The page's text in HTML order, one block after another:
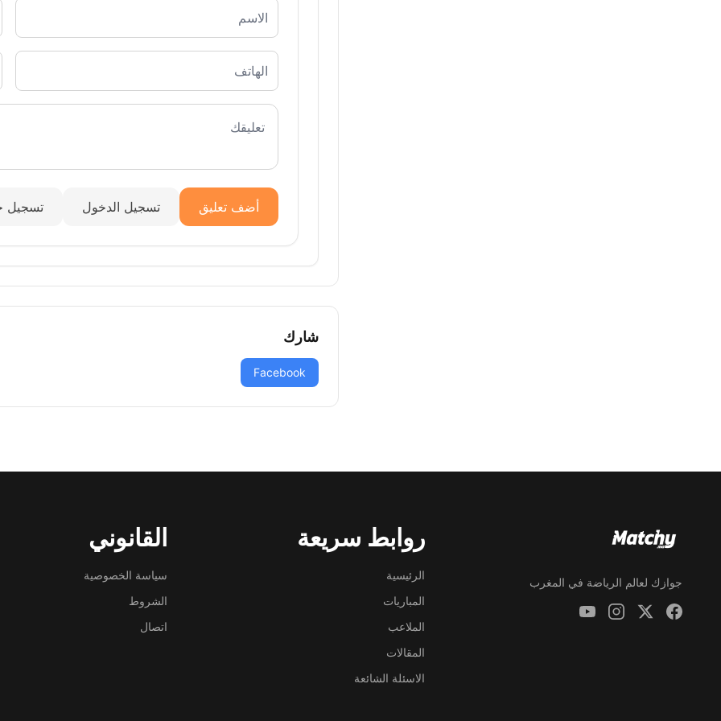
أضف تعليق تسجيل الدخول تسجيل
شارك
Facebook
جوازك لعالم الرياضة في المغرب
روابط سريعة
الرئيسية
المباريات
الملاعب
المقالات
الاسئلة الشائعة
القانوني
سياسة الخصوصية
الشروط
اتصال